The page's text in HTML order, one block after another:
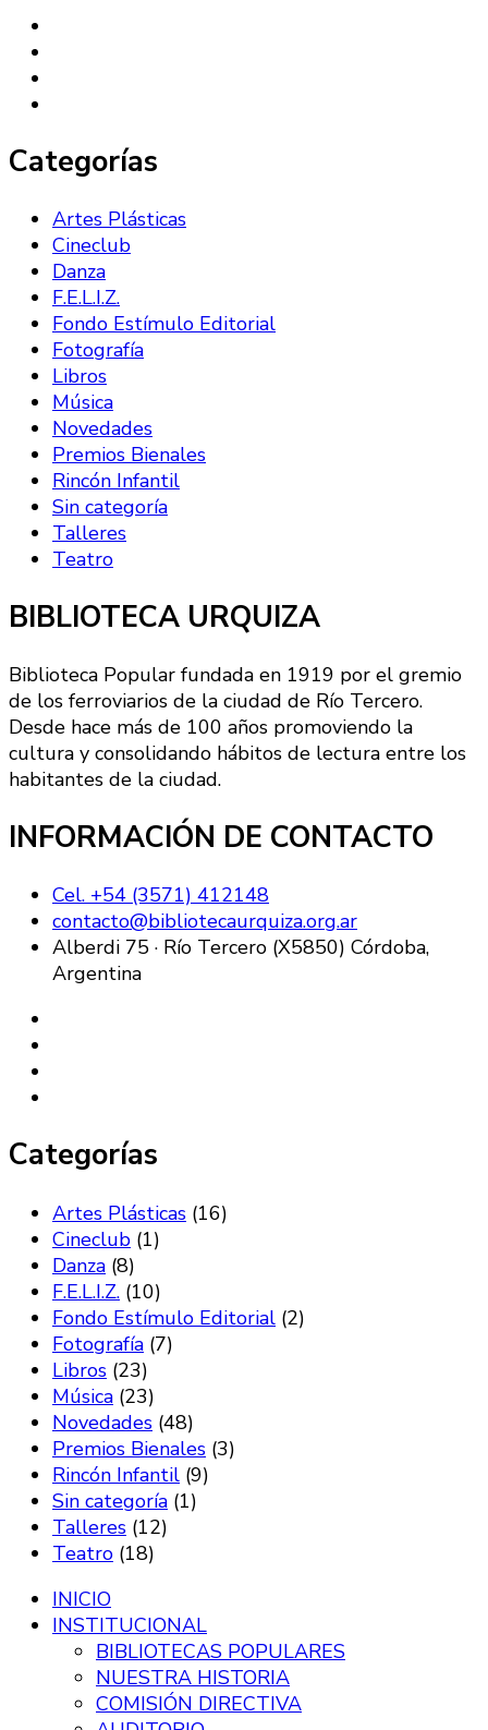
Categorías
Artes Plásticas
Cineclub
Danza
F.E.L.I.Z.
Fondo Estímulo Editorial
Fotografía
Libros
Música
Novedades
Premios Bienales
Rincón Infantil
Sin categoría
Talleres
Teatro
BIBLIOTECA URQUIZA
Biblioteca Popular fundada en 1919 por el gremio
de los ferroviarios de la ciudad de Río Tercero.
Desde hace más de 100 años promoviendo la
cultura y consolidando hábitos de lectura entre los
habitantes de la ciudad.
INFORMACIÓN DE CONTACTO
Cel. +54 (3571) 412148
contacto@bibliotecaurquiza.org.ar
Alberdi 75 · Río Tercero (X5850) Córdoba,
Argentina
Categorías
Artes Plásticas (16)
Cineclub (1)
Danza (8)
F.E.L.I.Z. (10)
Fondo Estímulo Editorial (2)
Fotografía (7)
Libros (23)
Música (23)
Novedades (48)
Premios Bienales (3)
Rincón Infantil (9)
Sin categoría (1)
Talleres (12)
Teatro (18)
INICIO
INSTITUCIONAL
BIBLIOTECAS POPULARES
NUESTRA HISTORIA
COMISIÓN DIRECTIVA